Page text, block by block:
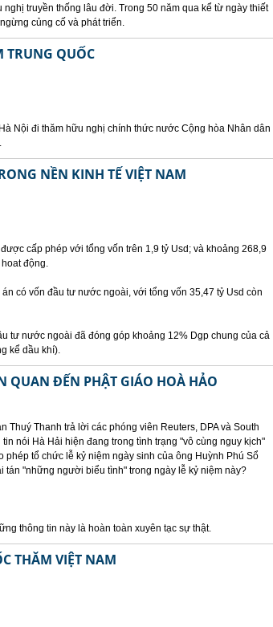
truyền thống lâu đời. Trong 50 năm qua kể từ ngày thiết
củng cố và phát triển.
TRUNG QUỐC
Nội đi thăm hữu nghị chính thức nước Cộng hòa Nhân dân
NỀN KINH TẾ VIỆT NAM
cấp phép với tổng vốn trên 1,9 tỷ Usd; và khoảng 268,9
động.
có vốn đầu tư nước ngoài, với tổng vốn 35,47 tỷ Usd còn
tư nước ngoài đã đóng góp khoảng 12% Dgp chung của cả
kể dầu khí).
QUAN ĐẾN PHẬT GIÁO HOÀ HẢO
Thanh trả lời các phóng viên Reuters, DPA và South
nói Hà Hải hiện đang trong tình trạng "vô cùng nguy kịch"
tổ chức lễ kỷ niệm ngày sinh của ông Huỳnh Phú Sổ
"những người biểu tình" trong ngày lễ kỷ niệm này?
thông tin này là hoàn toàn xuyên tạc sự thật.
THĂM VIỆT NAM